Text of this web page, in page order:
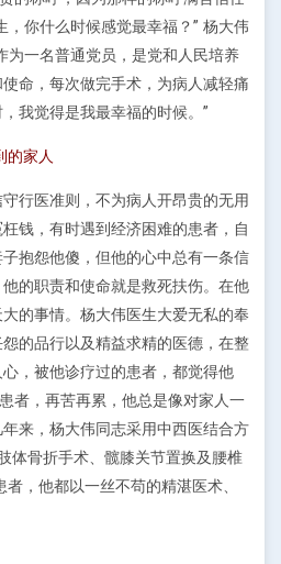
，你什么时候感觉最幸福？” 杨大伟
为一名普通党员，是党和人民培养
命，每次做完手术，为病人减轻痛
我觉得是我最幸福的时候。”
的家人
行医准则，不为病人开昂贵的无用
钱，有时遇到经济困难的患者，自
抱怨他傻，但他的心中总有一条信
的职责和使命就是救死扶伤。在他
的事情。杨大伟医生大爱无私的奉
的品行以及精益求精的医德，在整
，被他诊疗过的患者，都觉得他
者，再苦再累，他总是像对家人一
来，杨大伟同志采用中西医结合方
体骨折手术、髋膝关节置换及腰椎
，他都以一丝不苟的精湛医术、